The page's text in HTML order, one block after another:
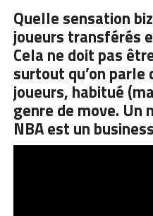
Quelle sensation
joueurs transférés
Cela ne doit pas
surtout qu’on parle
joueurs, habitué
genre de move. Un
NBA est un